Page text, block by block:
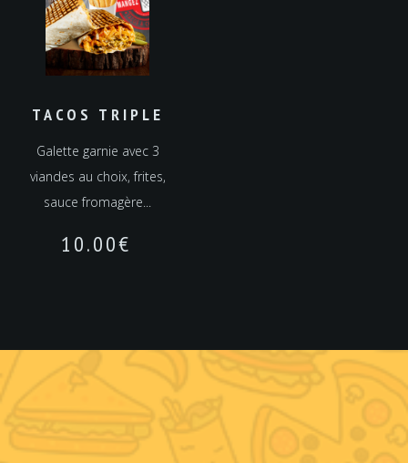
TACOS TRIPLE
Galette garnie avec 3
viandes au choix, frites,
sauce fromagère...
10.00€